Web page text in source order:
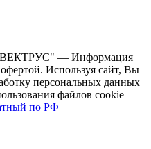
"ВЕКТРУС" — Информация
Используя сайт, Вы
персональных данных
файлов cookie
по РФ